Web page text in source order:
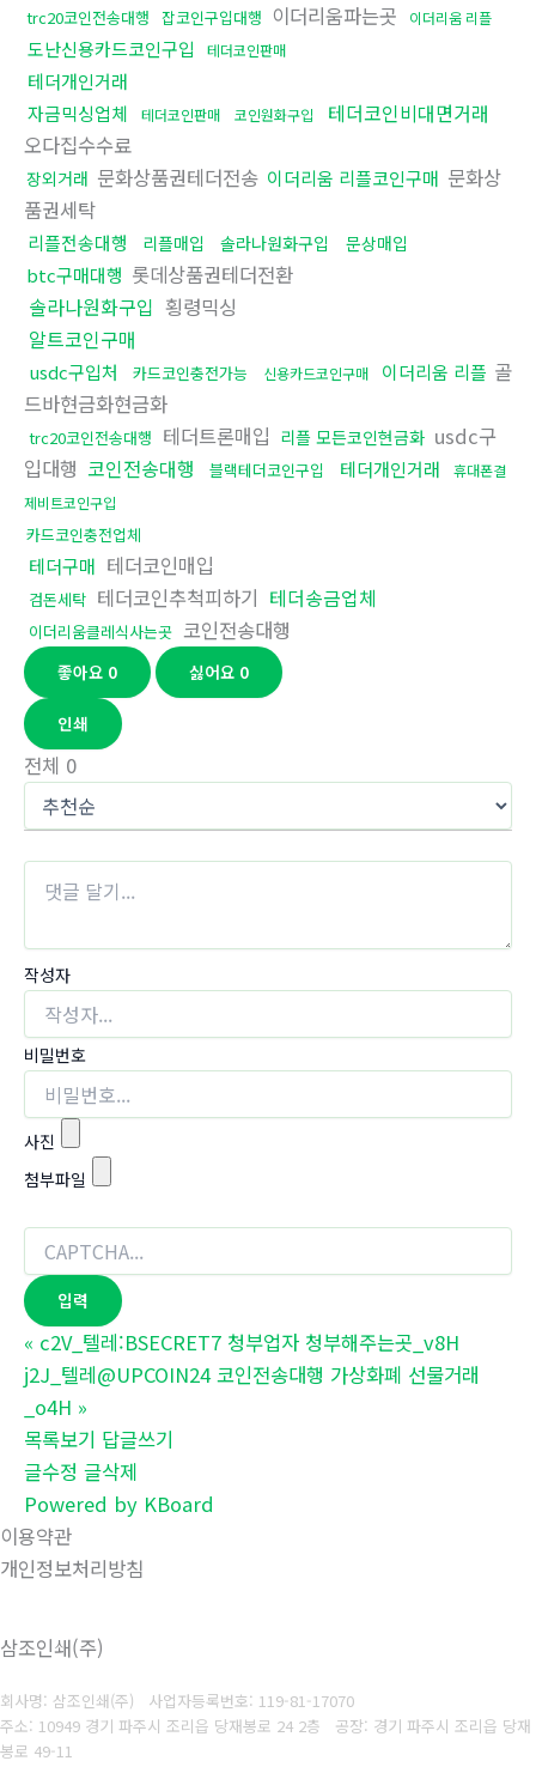
trc20코인전송대행 잡코인구입대행 이더리움파는곳 이더리움 리플
도난신용카드코인구입 테더코인판매
테더개인거래
자금믹싱업체
테더코인판매 코인원화구입
테더코인비대면거래
오다집수수료
장외거래 문화상품권테더전송 이더리움 리플코인구매 문화상
품권세탁
리플전송대행 리플매입 솔라나원화구입 문상매입
btc구매대행 롯데상품권테더전환
솔라나원화구입 횡령믹싱
알트코인구매
usdc구입처 카드코인충전가능 신용카드코인구매 이더리움 리플 골
드바현금화현금화
trc20코인전송대행 테더트론매입 리플 모든코인현금화 usdc구
입대행 코인전송대행 블랙테더코인구입 테더개인거래
휴대폰결
제비트코인구입
카드코인충전업체
테더구매 테더코인매입
검돈세탁 테더코인추척피하기 테더송금업체
이더리움클레식사는곳 코인전송대행
좋아요 0 싫어요 0
인쇄
전체 0
작성자
비밀번호
사진
첨부파일
« c2V_텔레:BSECRET7 청부업자 청부해주는곳_v8H
j2J_텔레@UPCOIN24 코인전송대행 가상화폐 선물거래
_o4H »
목록보기 답글쓰기
글수정 글삭제
Powered by KBoard
이용약관
개인정보처리방침
삼조인쇄(주)
회사명: 삼조인쇄(주) 사업자등록번호: 119-81-17070
주소: 10949 경기 파주시 조리읍 당재봉로 24 2층 공장: 경기 파주시 조리읍 당재
봉로 49-11